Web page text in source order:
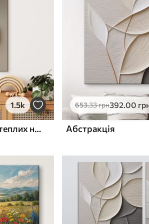
1.5k
Рельєфні кола та гілка в теплих нейтральних тонах
653.33грн392.00
Абстракція